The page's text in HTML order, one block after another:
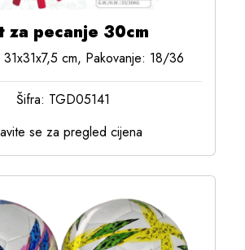
za pecanje 30cm
cm, Pakovanje: 18/36
Šifra: TGD05141
se za pregled cijena